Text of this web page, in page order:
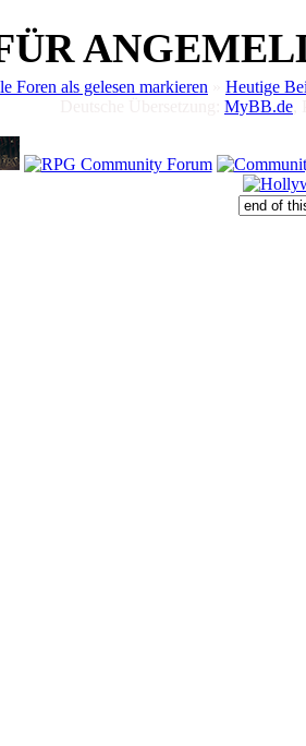
Foren als gelesen markieren
Heutige
MyBB.de